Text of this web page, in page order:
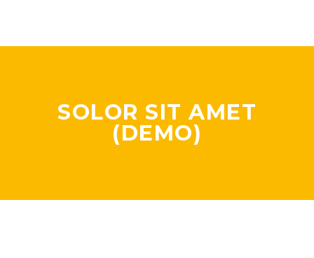
SOLOR SIT AMET
(DEMO)